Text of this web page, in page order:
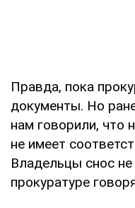
Правда, пока
документы. Но
нам говорили, что
не имеет
Владельцы снос
прокуратуре